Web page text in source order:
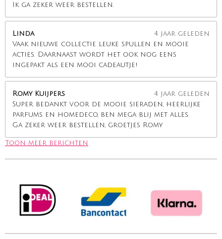
Ik ga zeker weer bestellen.
Linda
4 jaar geleden
Vaak nieuwe collectie leuke spullen en mooie
acties. Daarnaast wordt het ook nog eens
ingepakt als een mooi cadeautje!
Romy Kuijpers
4 jaar geleden
Super bedankt voor de mooie sieraden, heerlijke
parfums en homedeco, ben mega blij met alles.
Ga zeker weer bestellen, groetjes Romy
Toon meer berichten